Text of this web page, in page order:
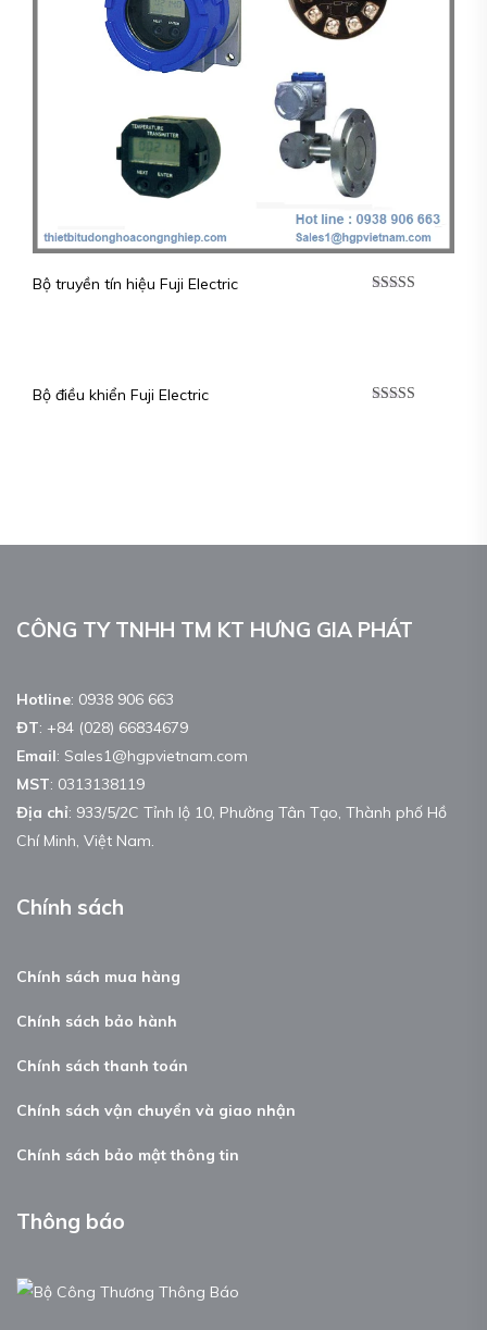
Bộ truyền tín hiệu Fuji Electric
Bộ điều khiển Fuji Electric
CÔNG TY TNHH TM KT HƯNG GIA PHÁT
Hotline: 0938 906 663
ĐT: +84 (028) 66834679
Email: Sales1@hgpvietnam.com
MST: 0313138119
Địa chỉ: 933/5/2C Tỉnh lộ 10, Phường Tân Tạo, Thành phố Hồ
Chí Minh, Việt Nam.
Chính sách
Chính sách mua hàng
Chính sách bảo hành
Chính sách thanh toán
Chính sách vận chuyển và giao nhận
Chính sách bảo mật thông tin
Thông báo